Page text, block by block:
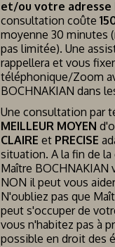
et/ou votre adresse
consultation coûte
moyenne 30 minutes
pas limitée). Une
rappellera et vous
téléphonique/Zoom
BOCHNAKIAN dans
Une consultation par
MEILLEUR MOYEN
CLAIRE et PRECISE
situation. A la fin de
Maître BOCHNAKIAN
NON il peut vous
N'oubliez pas que
peut s'occuper de
vous n'habitez pas à
possible en droit des